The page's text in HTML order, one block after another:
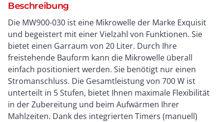
Beschreibung
Die MW900-030 ist eine Mikrowelle der Marke Exquisit
und begeistert mit einer Vielzahl von Funktionen. Sie
bietet einen Garraum von 20 Liter. Durch Ihre
freistehende Bauform kann die Mikrowelle überall
einfach positioniert werden. Sie benötigt nur einen
Stromanschluss. Die Gesamtleistung von 700 W ist
unterteilt in 5 Stufen, bietet Ihnen maximale Flexibilität
in der Zubereitung und beim Aufwärmen Ihrer
Mahlzeiten. Dank des integrierten Timers (manuell)